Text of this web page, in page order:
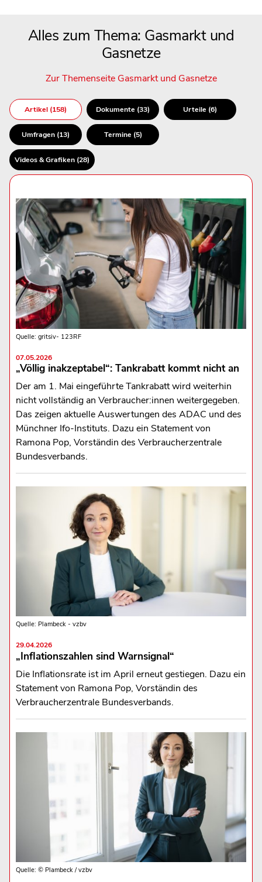
Alles zum Thema: Gasmarkt und
Gasnetze
Zur Themenseite Gasmarkt und Gasnetze
Artikel (158) Dokumente (33) Urteile (6)
Umfragen (13) Termine (5)
Videos & Grafiken (28)
Quelle: gritsiv- 123RF
07.05.2026
„Völlig inakzeptabel“: Tankrabatt kommt nicht an
Der am 1. Mai eingeführte Tankrabatt wird weiterhin
nicht vollständig an Verbraucher:innen weitergegeben.
Das zeigen aktuelle Auswertungen des ADAC und des
Münchner Ifo-Instituts. Dazu ein Statement von
Ramona Pop, Vorständin des Verbraucherzentrale
Bundesverbands.
Quelle: Plambeck - vzbv
29.04.2026
„Inflationszahlen sind Warnsignal“
Die Inflationsrate ist im April erneut gestiegen. Dazu ein
Statement von Ramona Pop, Vorständin des
Verbraucherzentrale Bundesverbands.
Quelle: © Plambeck / vzbv